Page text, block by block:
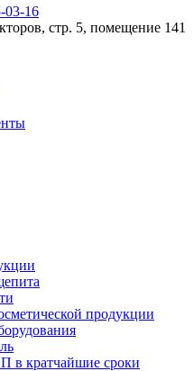
03-16
стр. 5, помещение 141
продукции
в кратчайшие сроки